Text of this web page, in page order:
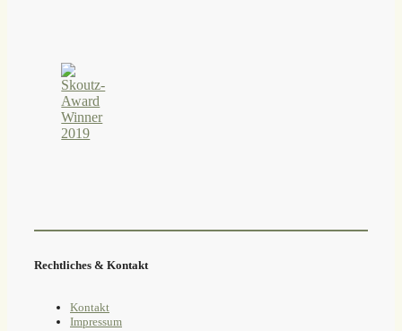
Rechtliches & Kontakt
Kontakt
Impressum